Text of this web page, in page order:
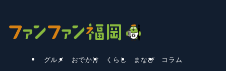
グルメ おでかけ くらし まなび コラム